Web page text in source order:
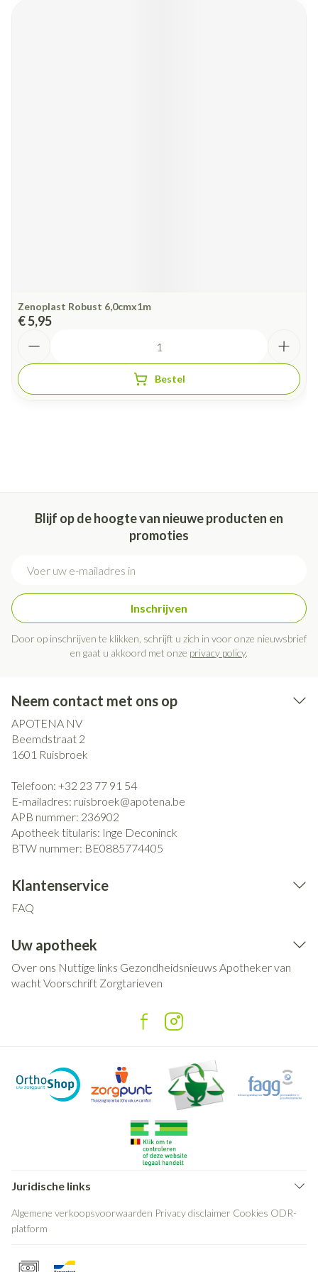
Zenoplast Robust 6,0cmx1m
€ 5,95
Bestel
Blijf op de hoogte van nieuwe producten en
promoties
Inschrijven
Door op inschrijven te klikken, schrijft u zich in voor onze nieuwsbrief
en gaat u akkoord met onze privacy policy.
Neem contact met ons op
APOTENA NV
Beemdstraat 2
1601 Ruisbroek
Telefoon: +32 23 77 91 54
E-mailadres: ruisbroek@apotena.be
APB nummer: 236902
Apotheek titularis: Inge Deconinck
BTW nummer: BE0885774405
Klantenservice
FAQ
Uw apotheek
Over ons Nuttige links Gezondheidsnieuws Apotheker van
wachtVoorschrift Zorgtarieven
Juridische links
Algemene verkoopsvoorwaarden Privacy disclaimer Cookies ODR-
platform